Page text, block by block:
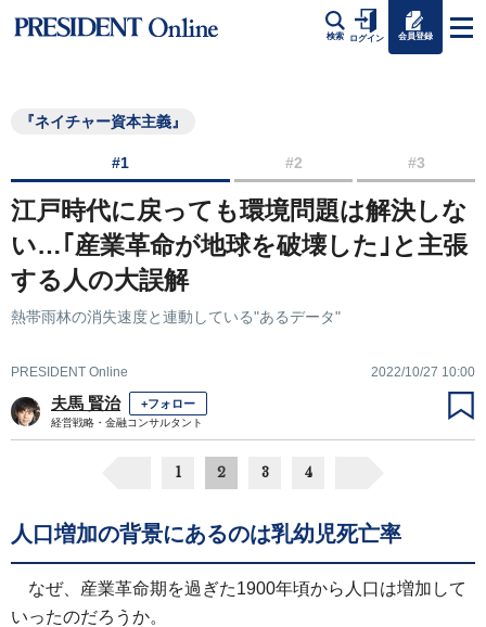
検索 ログイン 会員登録
『ネイチャー資本主義』
#1 #2 #3
江戸時代に戻っても環境問題は解決しな
い…｢産業革命が地球を破壊した｣と主張
する人の大誤解
熱帯雨林の消失速度と連動している"あるデータ"
PRESIDENT Online 2022/10/27 10:00
夫馬 賢治 +フォロー
経営戦略・金融コンサルタント
1 2 3 4
人口増加の背景にあるのは乳幼児死亡率
なぜ、産業革命期を過ぎた1900年頃から人口は増加して
いったのだろうか。